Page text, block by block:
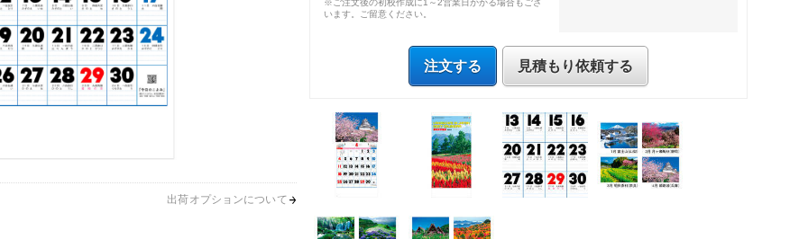
出荷オプションについて
※ご注文後の初校作成に1～2営業日かかる場合もござ
います。ご留意ください。
注文する 見積もり依頼する